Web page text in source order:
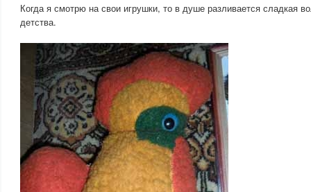
Когда я смотрю на свои игрушки, то в душе разливается сладкая
детства.